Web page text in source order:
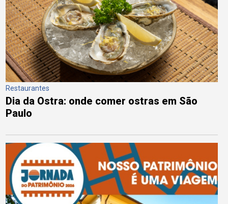
Restaurantes
Dia da Ostra: onde comer ostras em São
Paulo